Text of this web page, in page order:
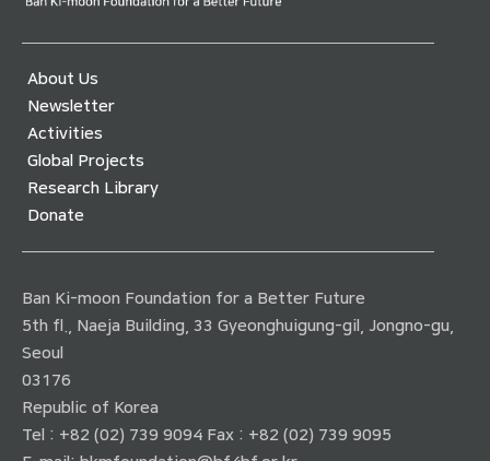
About Us
Newsletter
Activities
Global Projects
Research Library
Donate
Ban Ki-moon Foundation for a Better Future
5th fl., Naeja Building, 33 Gyeonghuigung-gil, Jongno-gu,
Seoul
03176
Republic of Korea
Tel : +82 (02) 739 9094 Fax : +82 (02) 739 9095